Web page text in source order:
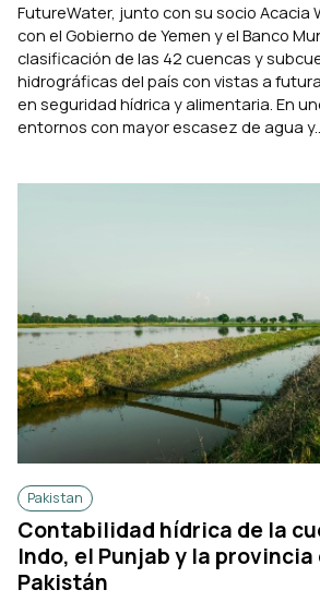
FutureWater, junto con su socio Acacia
con el Gobierno de Yemen y el Banco
clasificación de las 42 cuencas y
hidrográficas del país con vistas a
en seguridad hídrica y alimentaria. En
entornos con mayor escasez de agua
Pakistan
Contabilidad hídrica de la
Indo, el Punjab y la provincia
Pakistán